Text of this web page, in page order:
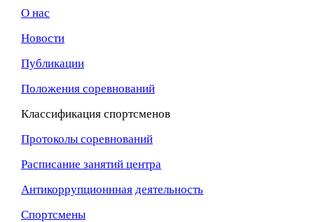
О нас
Новости
Публикации
Положения соревнований
Классификация спортсменов
Протоколы соревнований
Расписание занятий центра
Антикоррупционнная деятельность
Спортсмены